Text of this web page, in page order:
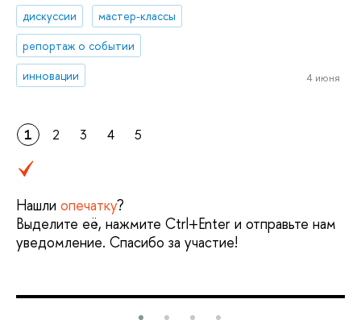
дискуссии
мастер-классы
репортаж о событии
инновации
4 июня
1 2 3 4 5
Нашли опечатку?
Выделите её, нажмите Ctrl+Enter и отправьте нам
уведомление. Спасибо за участие!